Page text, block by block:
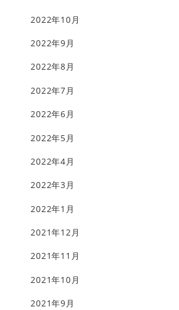
2022年10月
2022年9月
2022年8月
2022年7月
2022年6月
2022年5月
2022年4月
2022年3月
2022年1月
2021年12月
2021年11月
2021年10月
2021年9月